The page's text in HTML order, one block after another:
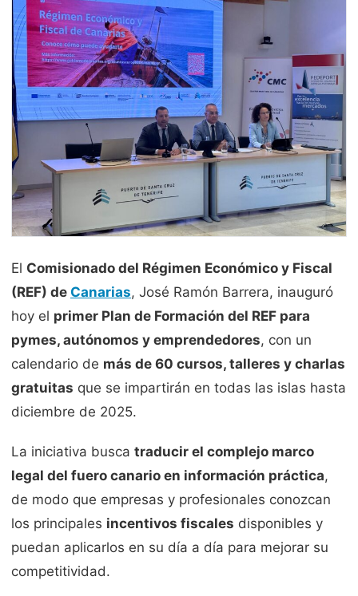
El Comisionado del Régimen Económico y Fiscal
(REF) de Canarias, José Ramón Barrera, inauguró
hoy el primer Plan de Formación del REF para
pymes, autónomos y emprendedores, con un
calendario de más de 60 cursos, talleres y charlas
gratuitas que se impartirán en todas las islas hasta
diciembre de 2025.
La iniciativa busca traducir el complejo marco
legal del fuero canario en información práctica,
de modo que empresas y profesionales conozcan
los principales incentivos fiscales disponibles y
puedan aplicarlos en su día a día para mejorar su
competitividad.